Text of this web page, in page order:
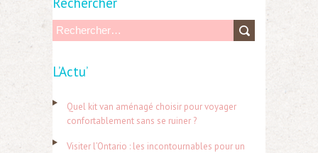
L’Actu’
Quel kit van aménagé choisir pour voyager
confortablement sans se ruiner ?
Visiter l’Ontario : les incontournables pour un